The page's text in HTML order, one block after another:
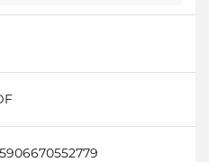
5906670552779